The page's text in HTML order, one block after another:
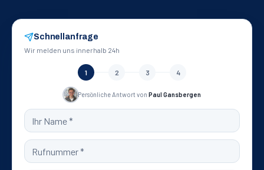
Schnellanfrage
Wir melden uns innerhalb 24h
1 2 3 4
Persönliche Antwort von Paul Gansbergen